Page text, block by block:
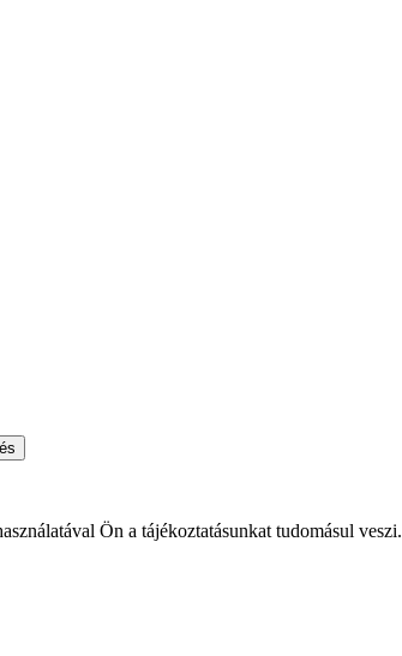
Ön a tájékoztatásunkat tudomásul veszi.